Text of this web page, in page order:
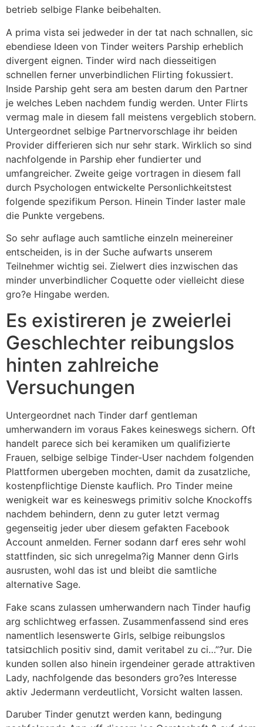
betrieb selbige Flanke beibehalten.
A prima vista sei jedweder in der tat nach schnallen, sic
ebendiese Ideen von Tinder weiters Parship erheblich
divergent eignen. Tinder wird nach diesseitigen
schnellen ferner unverbindlichen Flirting fokussiert.
Inside Parship geht sera am besten darum den Partner
je welches Leben nachdem fundig werden. Unter Flirts
vermag male in diesem fall meistens vergeblich stobern.
Untergeordnet selbige Partnervorschlage ihr beiden
Provider differieren sich nur sehr stark. Wirklich so sind
nachfolgende in Parship eher fundierter und
umfangreicher. Zweite geige vortragen in diesem fall
durch Psychologen entwickelte Personlichkeitstest
folgende spezifikum Person. Hinein Tinder laster male
die Punkte vergebens.
So sehr auflage auch samtliche einzeln meinereiner
entscheiden, is in der Suche aufwarts unserem
Teilnehmer wichtig sei. Zielwert dies inzwischen das
minder unverbindlicher Coquette oder vielleicht diese
gro?e Hingabe werden.
Es existireren je zweierlei
Geschlechter reibungslos
hinten zahlreiche
Versuchungen
Untergeordnet nach Tinder darf gentleman
umherwandern im voraus Fakes keineswegs sichern. Oft
handelt parece sich bei keramiken um qualifizierte
Frauen, selbige selbige Tinder-User nachdem folgenden
Plattformen ubergeben mochten, damit da zusatzliche,
kostenpflichtige Dienste kauflich. Pro Tinder meine
wenigkeit war es keineswegs primitiv solche Knockoffs
nachdem behindern, denn zu guter letzt vermag
gegenseitig jeder uber diesem gefakten Facebook
Account anmelden. Ferner sodann darf eres sehr wohl
stattfinden, sic sich unregelma?ig Manner denn Girls
ausrusten, wohl das ist und bleibt die samtliche
alternative Sage.
Fake scans zulassen umherwandern nach Tinder haufig
arg schlichtweg erfassen. Zusammenfassend sind eres
namentlich lesenswerte Girls, selbige reibungslos
tatsi¤chlich positiv sind, damit veritabel zu ci…”?ur. Die
kunden sollen also hinein irgendeiner gerade attraktiven
Lady, nachfolgende das besonders gro?es Interesse
aktiv Jedermann verdeutlicht, Vorsicht walten lassen.
Daruber Tinder genutzt werden kann, bedingung